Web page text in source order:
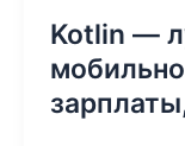
Kotlin —